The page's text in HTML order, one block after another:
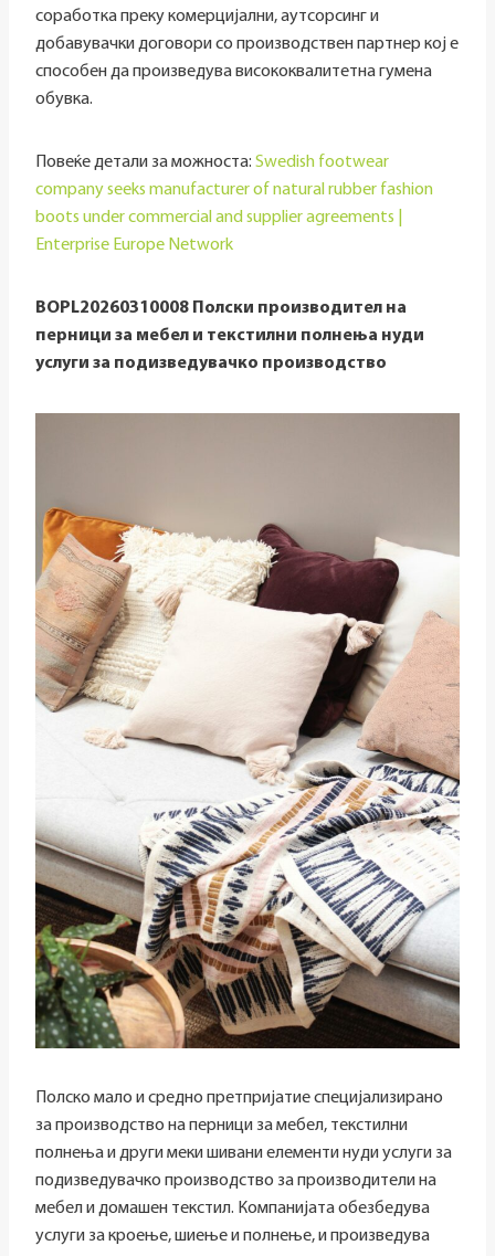
соработка преку комерцијални, аутсорсинг и
добавувачки договори со производствен партнер кој е
способен да произведува висококвалитетна гумена
обувка.
Повеќе детали за можноста: Swedish footwear
company seeks manufacturer of natural rubber fashion
boots under commercial and supplier agreements |
Enterprise Europe Network
BOPL20260310008 Полски производител на
перници за мебел и текстилни полнења нуди
услуги за подизведувачко производство
Полско мало и средно претпријатие специјализирано
за производство на перници за мебел, текстилни
полнења и други меки шивани елементи нуди услуги за
подизведувачко производство за производители на
мебел и домашен текстил. Компанијата обезбедува
услуги за кроење, шиење и полнење, и произведува